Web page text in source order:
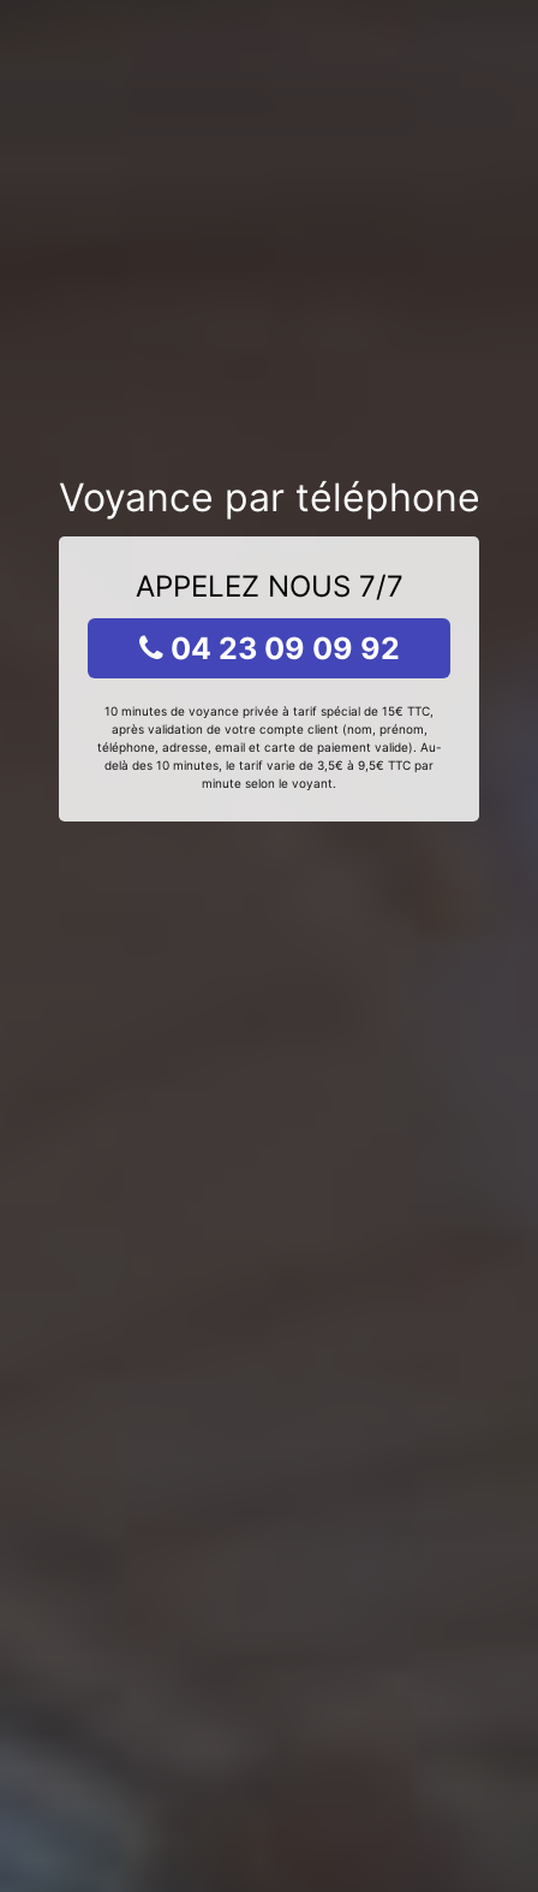
Voyance par téléphone
APPELEZ NOUS 7/7
04 23 09 09 92
10 minutes de voyance privée à tarif spécial de 15€ TTC,
après validation de votre compte client (nom, prénom,
téléphone, adresse, email et carte de paiement valide). Au-
delà des 10 minutes, le tarif varie de 3,5€ à 9,5€ TTC par
minute selon le voyant.